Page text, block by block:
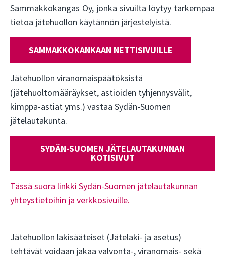
Sammakkokangas Oy, jonka sivuilta löytyy tarkempaa
tietoa jätehuollon käytännön järjestelyistä.
SAMMAKKOKANKAAN NETTISIVUILLE
Jätehuollon viranomaispäätöksistä
(jätehuoltomääräykset, astioiden tyhjennysvälit,
kimppa-astiat yms.) vastaa Sydän-Suomen
jätelautakunta.
SYDÄN-SUOMEN JÄTELAUTAKUNNAN
KOTISIVUT
Tässä suora linkki Sydän-Suomen jätelautakunnan
yhteystietoihin ja verkkosivuille.
Jätehuollon lakisääteiset (Jätelaki- ja asetus)
tehtävät voidaan jakaa valvonta-, viranomais- sekä